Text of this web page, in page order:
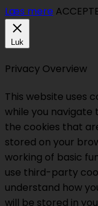
Læs mere
Luk
Privacy Overview
This website uses
while you navigate
the cookies that
stored on your
working of basic
use third-party
understand how
will be stored in